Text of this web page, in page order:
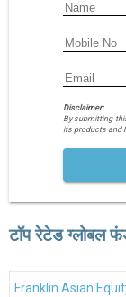
Disclaimer:
By submitting
its products and
टॉप रेटेड ग्लोबल
Franklin Asian